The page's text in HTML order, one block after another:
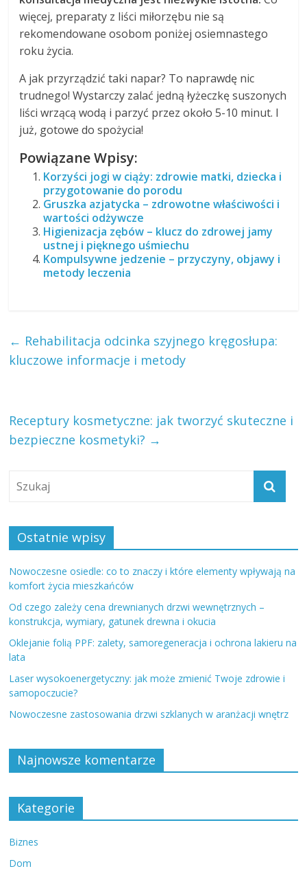
więcej, preparaty z liści miłorzębu nie są
rekomendowane osobom poniżej osiemnastego
roku życia.
A jak przyrządzić taki napar? To naprawdę nic
trudnego! Wystarczy zalać jedną łyżeczkę suszonych
liści wrzącą wodą i parzyć przez około 5-10 minut. I
już, gotowe do spożycia!
Powiązane Wpisy:
Korzyści jogi w ciąży: zdrowie matki, dziecka i
przygotowanie do porodu
Gruszka azjatycka – zdrowotne właściwości i
wartości odżywcze
Higienizacja zębów – klucz do zdrowej jamy
ustnej i pięknego uśmiechu
Kompulsywne jedzenie – przyczyny, objawy i
metody leczenia
← Rehabilitacja odcinka szyjnego kręgosłupa:
kluczowe informacje i metody
Receptury kosmetyczne: jak tworzyć skuteczne i
bezpieczne kosmetyki? →
Ostatnie wpisy
Nowoczesne osiedle: co to znaczy i które elementy wpływają na
komfort życia mieszkańców
Od czego zależy cena drewnianych drzwi wewnętrznych –
konstrukcja, wymiary, gatunek drewna i okucia
Oklejanie folią PPF: zalety, samoregeneracja i ochrona lakieru na
lata
Laser wysokoenergetyczny: jak może zmienić Twoje zdrowie i
samopoczucie?
Nowoczesne zastosowania drzwi szklanych w aranżacji wnętrz
Najnowsze komentarze
Kategorie
Biznes
Dom